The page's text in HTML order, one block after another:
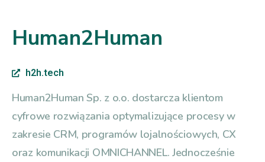
Human2Human
h2h.tech
Human2Human Sp. z o.o. dostarcza klientom
cyfrowe rozwiązania optymalizujące procesy w
zakresie CRM, programów lojalnościowych, CX
oraz komunikacji OMNICHANNEL. Jednocześnie